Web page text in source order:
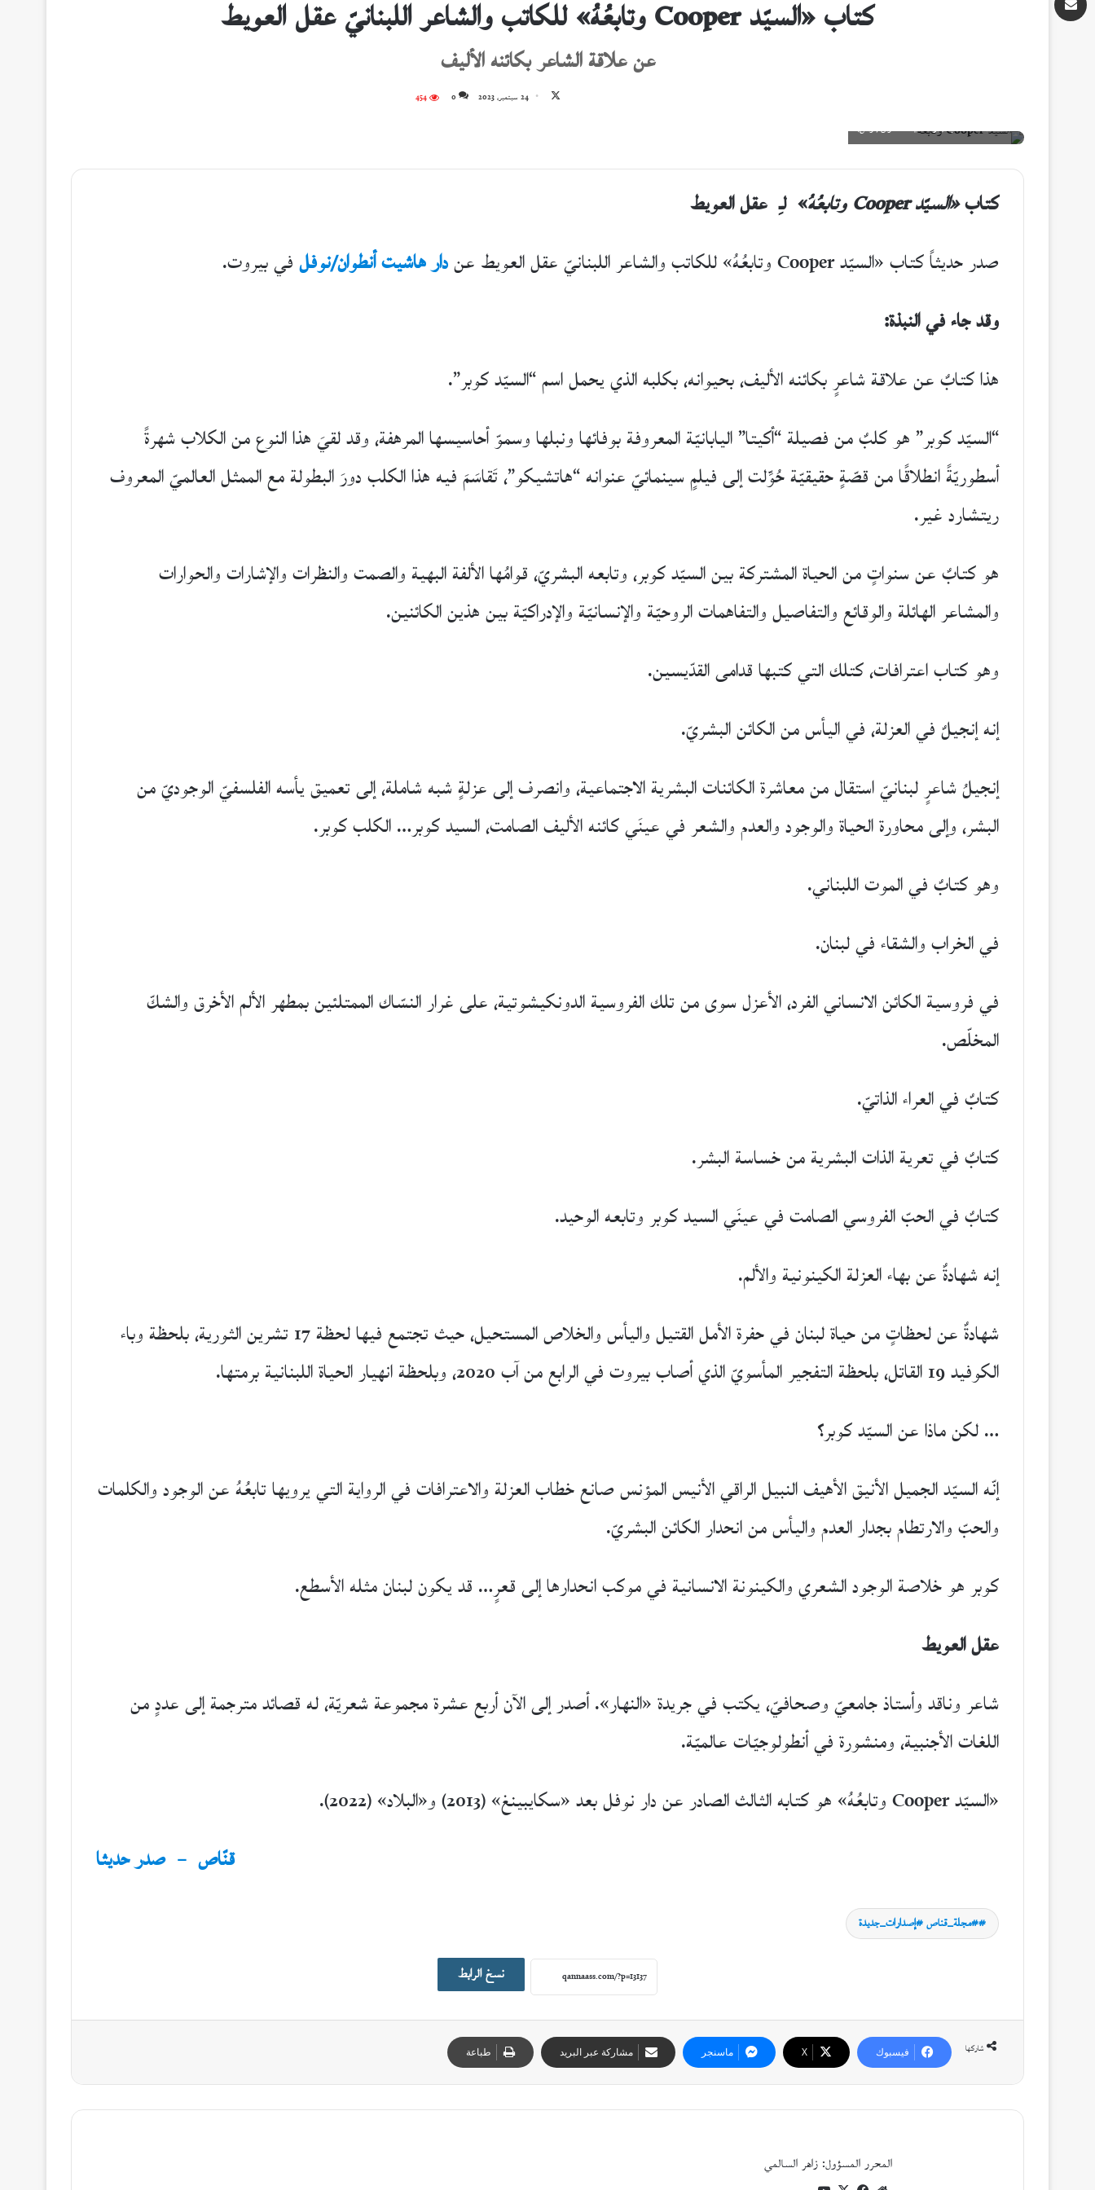
كتاب «السيّد Cooper وتابعُهُ» للكاتب والشاعر اللبنانيّ عقل العويط
عن علاقة الشاعر بكائنه الأليف
24 سبتمبر، 2023 0
454
غلاف الكتاب (دار هاشيت أنطوان/نوفل)
كتاب«السيّدCooperوتابعُهُ» لـِعقل العويط
صدر حديثاً كتاب «السيّد Cooper وتابعُهُ» للكاتب والشاعر اللبنانيّ عقل العويط عن
دار هاشيت أنطوان/نوفلفي بيروت.
وقد جاء في النبذة:
هذا كتابٌ عن علاقة شاعرٍ بكائنه الأليف، بحيوانه، بكلبه الذي يحمل اسم “السيّد كوبر”.
“السيّد كوبر” هو كلبٌ من فصيلة “أكيتا” اليابانيّة المعروفة بوفائها ونبلها وسموّ أحاسيسها المرهفة، وقد لقيَ هذا النوع من الكلاب شهرةً
أسطوريّةً انطلاقًا من قصّةٍ حقيقيّة حُوِّلت إلى فيلمٍ سينمائيّ عنوانه “هاتشيكو”، تَقاسَمَ فيه هذا الكلب دورَ البطولة مع الممثل العالميّ المعروف
ريتشارد غير.
هو كتابٌ عن سنواتٍ من الحياة المشتركة بين السيّد كوبر، وتابعه البشريّ، قوامُها الألفة البهية والصمت والنظرات والإشارات والحوارات
والمشاعر الهائلة والوقائع والتفاصيل والتفاهمات الروحيّة والإنسانيّة والإدراكيّة بين هذين الكائنين.
وهو كتاب اعترافات، كتلك التي كتبها قدامى القدّيسين.
إنه إنجيلٌ في العزلة، في اليأس من الكائن البشريّ.
إنجيلُ شاعرٍ لبنانيّ استقال من معاشرة الكائنات البشرية الاجتماعية، وانصرف إلى عزلةٍ شبه شاملة، إلى تعميق يأسه الفلسفيّ الوجوديّ من
البشر، وإلى محاورة الحياة والوجود والعدم والشعر في عينَي كائنه الأليف الصامت، السيد كوبر… الكلب كوبر.
وهو كتابٌ في الموت اللبناني.
في الخراب والشقاء في لبنان.
في فروسية الكائن الانساني الفرد، الأعزل سوى من تلك الفروسية الدونكيشوتية، على غرار النسّاك الممتلئين بمطهر الألم الأخرق والشكّ
المخلّص.
كتابٌ في العراء الذاتيّ.
كتابٌ في تعرية الذات البشرية من خساسة البشر.
كتابٌ في الحبّ الفروسي الصامت في عينَي السيد كوبر وتابعه الوحيد.
إنه شهادةٌ عن بهاء العزلة الكينونية والألم.
شهادةٌ عن لحظاتٍ من حياة لبنان في حفرة الأمل القتيل واليأس والخلاص المستحيل، حيث تجتمع فيها لحظة 17 تشرين الثورية، بلحظة وباء
الكوفيد 19 القاتل، بلحظة التفجير المأسويّ الذي أصاب بيروت في الرابع من آب 2020، وبلحظة انهيار الحياة اللبنانية برمتها.
… لكن ماذا عن السيّد كوبر؟
إنّه السيّد الجميل الأنيق الأهيف النبيل الراقي الأنيس المؤنس صانع خطاب العزلة والاعترافات في الرواية التي يرويها تابعُهُ عن الوجود والكلمات
والحبّ والارتطام بجدار العدم واليأس من انحدار الكائن البشريّ.
كوبر هو خلاصة الوجود الشعري والكينونة الانسانية في موكب انحدارها إلى قعرٍ… قد يكون لبنان مثله الأسطع.
عقل العويط
شاعر وناقد وأستاذ جامعيّ وصحافيّ، يكتب في جريدة «النهار». أصدر إلى الآن أربع عشرة مجموعة شعريّة، له قصائد مترجمة إلى عددٍ من
اللغات الأجنبية، ومنشورة في أنطولوجيّات عالميّة.
«السيّد Cooper وتابعُهُ» هو كتابه الثالث الصادر عن دار نوفل بعد «سكايبينغ» (2013) و«البلاد» (2022).
قنّاص – صدر حديثا
#مجلة_قناص #إصدارات_جديدة
نسخ الرابط
شاركها فيسبوك ‫X ماسنجر مشاركة عبر البريد طباعة
المحرر المسؤول: زاهر السالمي